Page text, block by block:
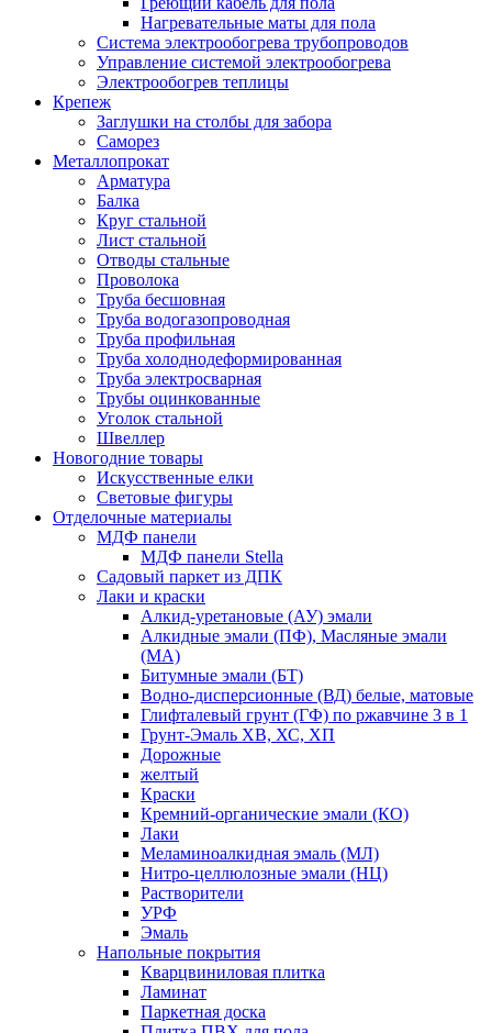
Нагревательные маты для пола
Система электрообогрева трубопроводов
Управление системой электрообогрева
Электрообогрев теплицы
Крепеж
Заглушки на столбы для забора
Саморез
Металлопрокат
Арматура
Балка
Круг стальной
Лист стальной
Отводы стальные
Проволока
Труба бесшовная
Труба водогазопроводная
Труба профильная
Труба холоднодеформированная
Труба электросварная
Трубы оцинкованные
Уголок стальной
Швеллер
Новогодние товары
Искусственные елки
Световые фигуры
Отделочные материалы
МДФ панели
МДФ панели Stella
Садовый паркет из ДПК
Лаки и краски
Алкид-уретановые (АУ) эмали
Алкидные эмали (ПФ), Масляные эмали
(МА)
Битумные эмали (БТ)
Водно-дисперсионные (ВД) белые, матовые
Глифталевый грунт (ГФ) по ржавчине 3 в 1
Грунт-Эмаль ХВ, ХС, ХП
Дорожные
желтый
Краски
Кремний-органические эмали (КО)
Лаки
Меламиноалкидная эмаль (МЛ)
Нитро-целлюлозные эмали (НЦ)
Растворители
УРФ
Эмаль
Напольные покрытия
Кварцвиниловая плитка
Ламинат
Паркетная доска